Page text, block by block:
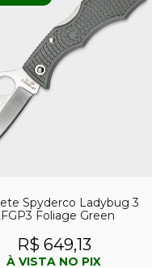
Spyderco Ladybug 3
Foliage Green
R$ 649,13
À VISTA NO PIX